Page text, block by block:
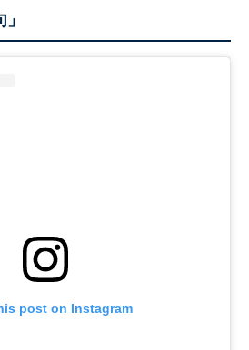
post on Instagram